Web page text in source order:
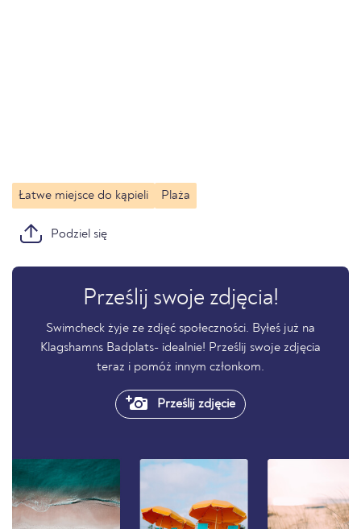
Łatwe miejsce do kąpieli Plaża
Podziel się
Prześlij swoje zdjęcia!
Swimcheck żyje ze zdjęć społeczności. Byłeś już na
Klagshamns Badplats- idealnie! Prześlij swoje zdjęcia
teraz i pomóż innym członkom.
Prześlij zdjęcie